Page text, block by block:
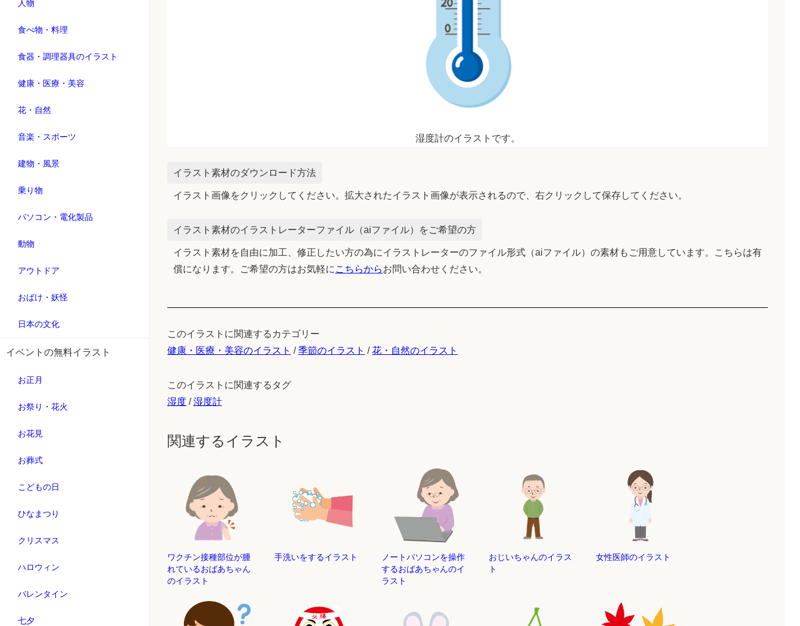
人物
食べ物・料理
食器・調理器具のイラスト
健康・医療・美容
花・自然
音楽・スポーツ
建物・風景
乗り物
パソコン・電化製品
動物
アウトドア
おばけ・妖怪
日本の文化
イベントの無料イラスト
お正月
お祭り・花火
お花見
お葬式
こどもの日
ひなまつり
クリスマス
ハロウィン
バレンタイン
七夕
湿度計のイラストです。
イラスト素材のダウンロード方法
イラスト画像をクリックしてください。拡大されたイラスト画像が表示されるので、右クリックして保存してください。
イラスト素材のイラストレーターファイル（aiファイル）をご希望の方
イラスト素材を自由に加工、修正したい方の為にイラストレーターのファイル形式（aiファイル）の素材もご用意しています。こちらは有
償になります。ご希望の方はお気軽に こちらからお問い合わせください。
このイラストに関連するカテゴリー
健康・医療・美容のイラスト /季節のイラスト /花・自然のイラスト
このイラストに関連するタグ
湿度 /湿度計
関連するイラスト
ワクチン接種部位が腫
れているおばあちゃん
のイラスト
手洗いをするイラスト
ノートパソコンを操作
するおばあちゃんのイ
ラスト
おじいちゃんのイラス
ト
女性医師のイラスト